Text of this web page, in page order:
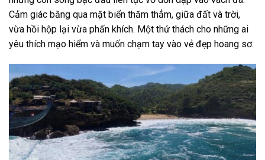
Cảm giác băng qua mặt biển thăm thẳm, giữa đất và trời,
vừa hồi hộp lại vừa phấn khích. Một thử thách cho những ai
yêu thích mạo hiểm và muốn chạm tay vào vẻ đẹp hoang sơ.